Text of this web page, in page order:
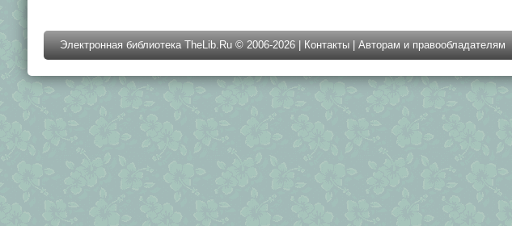
Электронная библиотека TheLib.Ru © 2006-2026 | Контакты| Авторам и правообладателям